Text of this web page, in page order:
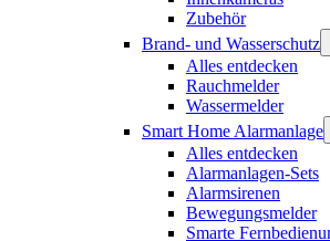
Zubehör
Brand- und Wasserschutz
Alles entdecken
Rauchmelder
Wassermelder
Smart Home Alarmanlage
Alles entdecken
Alarmanlagen-Sets
Alarmsirenen
Bewegungsmelder
Smarte